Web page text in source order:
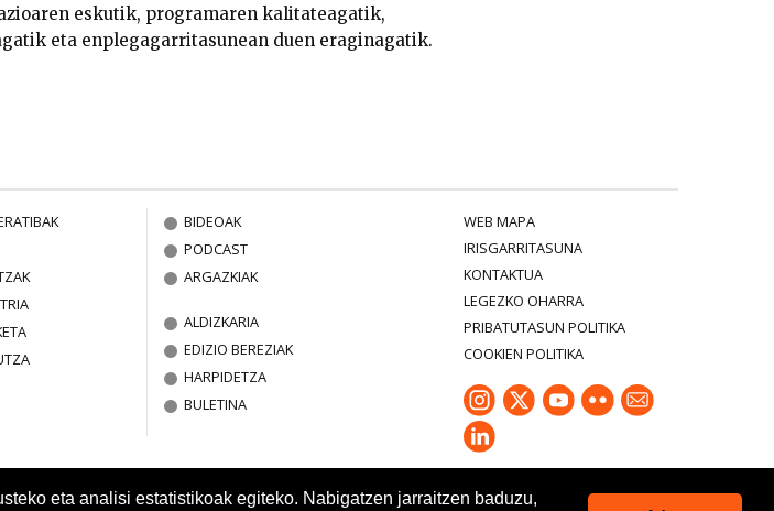
eta analisi estatistikoak egiteko. Nabigatzen jarraitzen baduzu,
eskutik, programaren kalitateagatik,
eta enplegagarritasunean duen eraginagatik.
BIDEOAK
PODCAST
ARGAZKIAK
ALDIZKARIA
EDIZIO BEREZIAK
HARPIDETZA
BULETINA
WEB MAPA
IRISGARRITASUNA
KONTAKTUA
LEGEZKO OHARRA
PRIBATUTASUN POLITIKA
COOKIEN POLITIKA